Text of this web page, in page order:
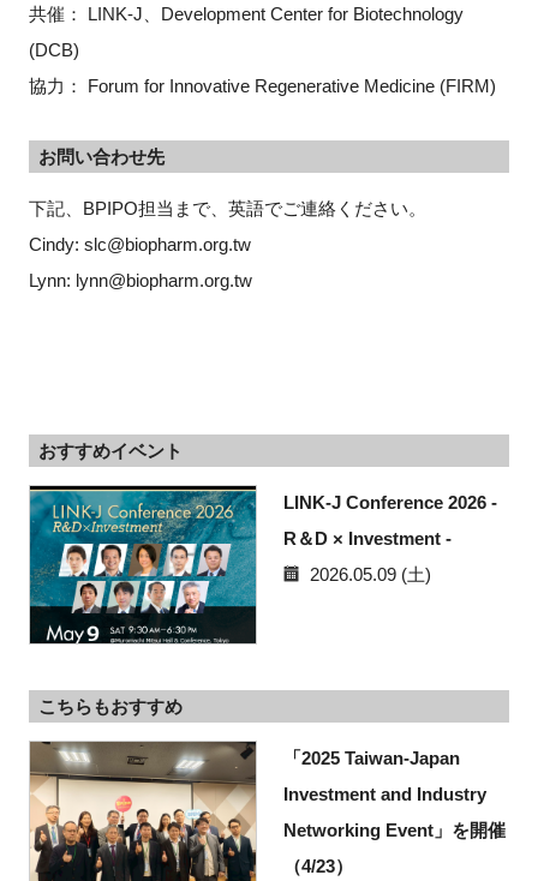
共催： LINK-J、Development Center for Biotechnology
(DCB)
協力： Forum for Innovative Regenerative Medicine (FIRM)
お問い合わせ先
下記、BPIPO担当まで、英語でご連絡ください。
Cindy: slc@biopharm.org.tw
Lynn: lynn@biopharm.org.tw
おすすめイベント
LINK-J Conference 2026 -
R＆D × Investment -
2026.05.09 (土)
こちらもおすすめ
「2025 Taiwan-Japan
Investment and Industry
Networking Event」を開催
（4/23）